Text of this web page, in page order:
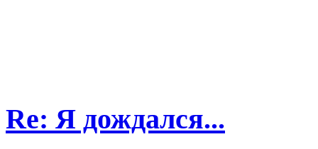
Re: Я дождался...